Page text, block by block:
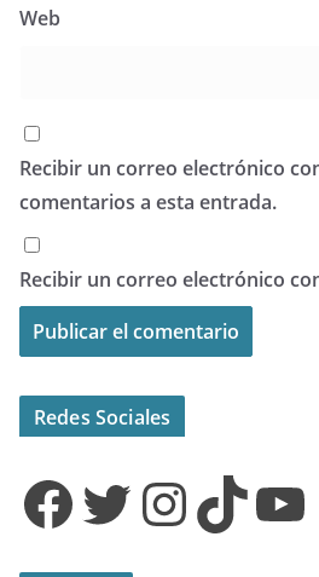
Web
Recibir un correo electrónico
comentarios a esta entrada.
Recibir un correo electrónico
Redes Sociales
Facebook Twitter InstagramTikTok YouTube